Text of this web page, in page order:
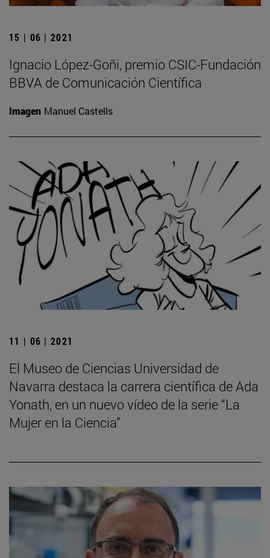
15 | 06 | 2021
Ignacio López-Goñi, premio CSIC-Fundación
BBVA de Comunicación Científica
Imagen Manuel Castells
11 | 06 | 2021
El Museo de Ciencias Universidad de
Navarra destaca la carrera científica de Ada
Yonath, en un nuevo vídeo de la serie “La
Mujer en la Ciencia”